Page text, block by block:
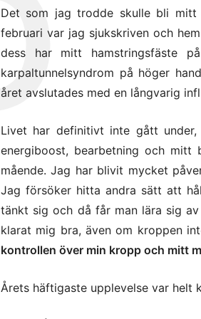
Det som jag trodde skulle bli
februari var jag sjukskriven och
dess har mitt hamstringsfäste
karpaltunnelsyndrom på höger
året avslutades med en långvarig
Livet har definitivt inte gått
energiboost, bearbetning och
mående. Jag har blivit mycket
Jag försöker hitta andra sätt att
tänkt sig och då får man lära sig
klarat mig bra, även om kroppen
kontrollen över min kropp och mitt
Årets häftigaste upplevelse var helt